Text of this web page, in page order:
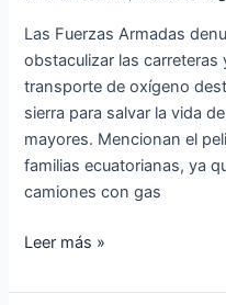
Las Fuerzas Armadas
obstaculizar las
transporte de oxígeno
sierra para salvar la vida
mayores. Mencionan el
familias ecuatorianas, ya
camiones con gas
camiones
con
combustible
Leer más »